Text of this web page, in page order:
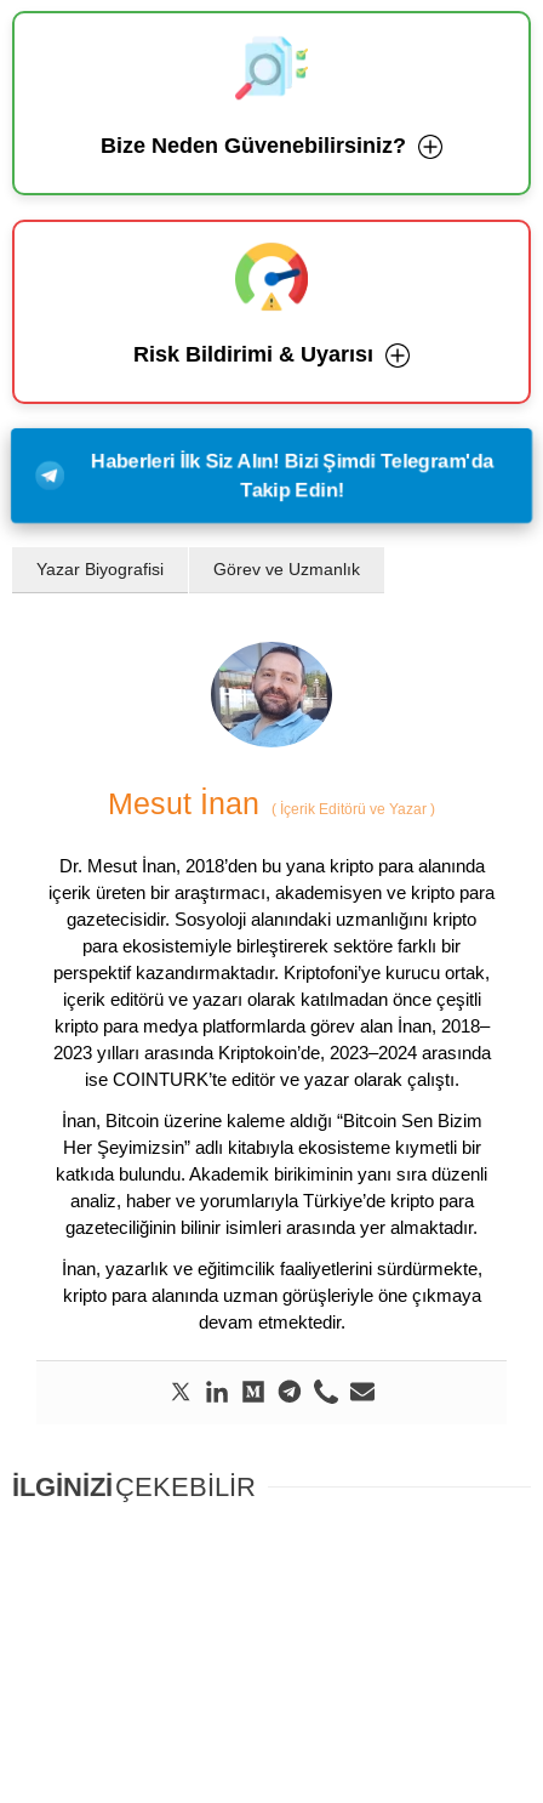
Bize Neden Güvenebilirsiniz?
Risk Bildirimi & Uyarısı
Haberleri İlk Siz Alın! Bizi Şimdi Telegram'da
Takip Edin!
Yazar Biyografisi Görev ve Uzmanlık
Mesut İnan ( İçerik Editörü ve Yazar )
Dr. Mesut İnan, 2018’den bu yana kripto para alanında
içerik üreten bir araştırmacı, akademisyen ve kripto para
gazetecisidir. Sosyoloji alanındaki uzmanlığını kripto
para ekosistemiyle birleştirerek sektöre farklı bir
perspektif kazandırmaktadır. Kriptofoni’ye kurucu ortak,
içerik editörü ve yazarı olarak katılmadan önce çeşitli
kripto para medya platformlarda görev alan İnan, 2018–
2023 yılları arasında Kriptokoin’de, 2023–2024 arasında
ise COINTURK’te editör ve yazar olarak çalıştı.
İnan, Bitcoin üzerine kaleme aldığı “Bitcoin Sen Bizim
Her Şeyimizsin” adlı kitabıyla ekosisteme kıymetli bir
katkıda bulundu. Akademik birikiminin yanı sıra düzenli
analiz, haber ve yorumlarıyla Türkiye’de kripto para
gazeteciliğinin bilinir isimleri arasında yer almaktadır.
İnan, yazarlık ve eğitimcilik faaliyetlerini sürdürmekte,
kripto para alanında uzman görüşleriyle öne çıkmaya
devam etmektedir.
İLGİNİZİÇEKEBİLİR